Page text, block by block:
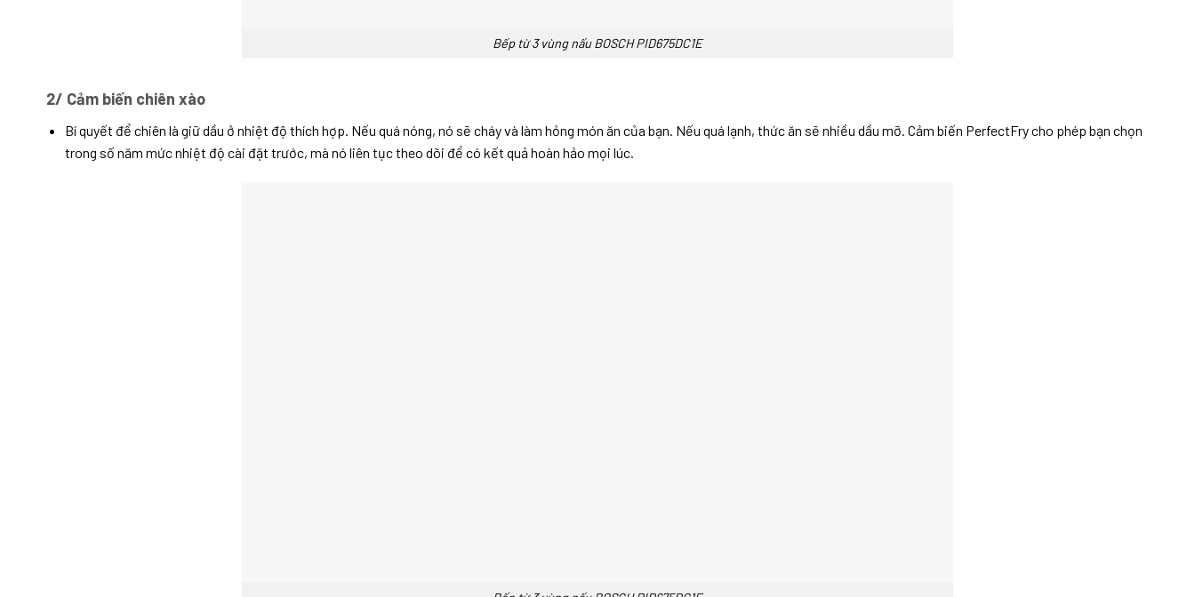
Bếp từ 3 vùng nấu BOSCH PID675DC1E
2/ Cảm biến chiên xào
Bí quyết để chiên là giữ dầu ở nhiệt độ thích hợp. Nếu quá nóng, nó sẽ cháy và làm hỏng món ăn của bạn. Nếu quá lạnh, thức ăn sẽ nhiều dầu mỡ. Cảm biến PerfectFry cho phép bạn chọn
trong số năm mức nhiệt độ cài đặt trước, mà nó liên tục theo dõi để có kết quả hoàn hảo mọi lúc.